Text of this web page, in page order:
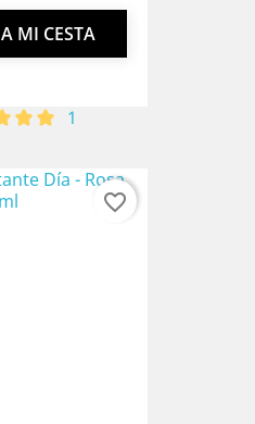
MI CESTA
1
favorite_border